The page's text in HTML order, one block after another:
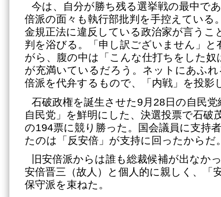
今は、自分が勝ち残る選挙戦の最中で
倍派の面々も執行部批判を手控えている
金規正法に違反している政治家が言うこ
判を浴びる。「申し訳ございません」と
がら、腹の中は「こんな仕打ちをした
が充満いているだろう。ネットにあふ
倍派を代弁するもので、「内戦」を投影
石破政権を誕生させた9月28日の自民
自民党」を鮮明にした、決選投票で石破
の194票に競り勝った。国会議員に支持
たのは「反安倍」が支持に回ったからだ
旧安倍派からは誰も総裁候補が出なか
安倍晋三（故人）と個人的に親しく、「
保守派を束ねた。